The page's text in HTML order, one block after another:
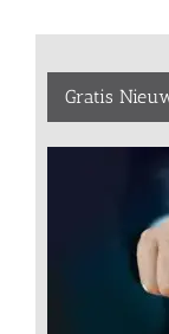
Gratis